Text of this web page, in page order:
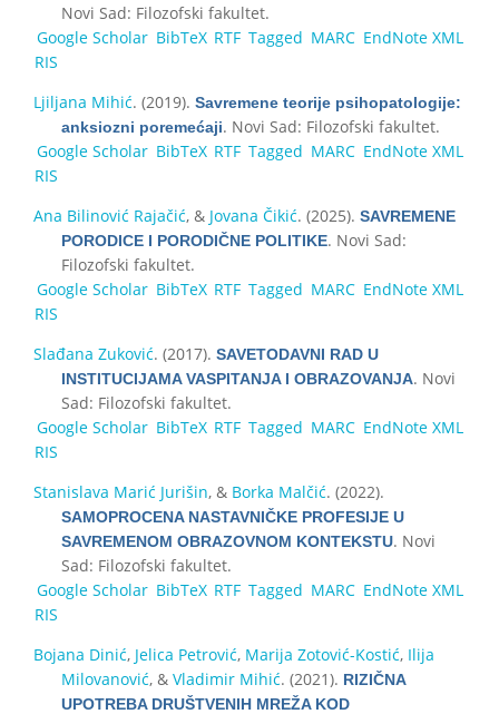
Novi Sad: Filozofski fakultet.
Google Scholar BibTeX RTF Tagged MARC EndNote XML
RIS
Ljiljana Mihić. (2019). Savremene teorije psihopatologije:
anksiozni poremećaji. Novi Sad: Filozofski fakultet.
Google Scholar BibTeX RTF Tagged MARC EndNote XML
RIS
Ana Bilinović Rajačić, & Jovana Čikić. (2025). SAVREMENE
PORODICE I PORODIČNE POLITIKE. Novi Sad:
Filozofski fakultet.
Google Scholar BibTeX RTF Tagged MARC EndNote XML
RIS
Slađana Zuković. (2017). SAVETODAVNI RAD U
INSTITUCIJAMA VASPITANJA I OBRAZOVANJA. Novi
Sad: Filozofski fakultet.
Google Scholar BibTeX RTF Tagged MARC EndNote XML
RIS
Stanislava Marić Jurišin, & Borka Malčić. (2022).
SAMOPROCENA NASTAVNIČKE PROFESIJE U
SAVREMENOM OBRAZOVNOM KONTEKSTU. Novi
Sad: Filozofski fakultet.
Google Scholar BibTeX RTF Tagged MARC EndNote XML
RIS
Bojana Dinić, Jelica Petrović, Marija Zotović-Kostić, Ilija
Milovanović, & Vladimir Mihić. (2021). RIZIČNA
UPOTREBA DRUŠTVENIH MREŽA KOD